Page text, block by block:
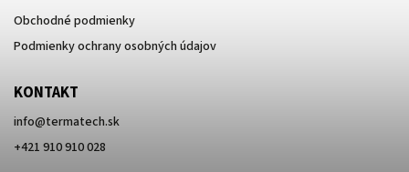
Obchodné podmienky
Podmienky ochrany osobných údajov
KONTAKT
info@termatech.sk
+421 910 910 028